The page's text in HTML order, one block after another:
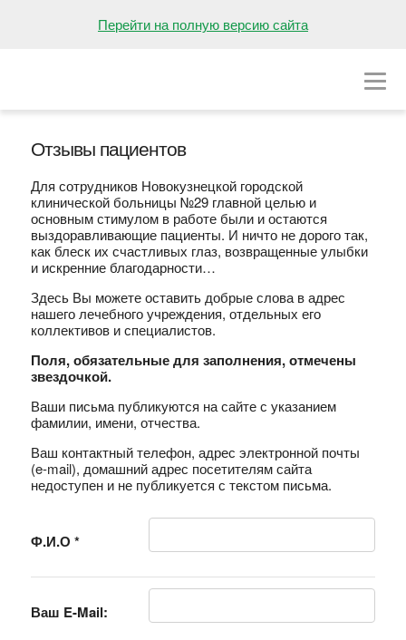
Перейти на полную версию сайта
Отзывы пациентов
Для сотрудников Новокузнецкой городской
клинической больницы №29 главной целью и
основным стимулом в работе были и остаются
выздоравливающие пациенты. И ничто не дорого так,
как блеск их счастливых глаз, возвращенные улыбки
и искренние благодарности…
Здесь Вы можете оставить добрые слова в адрес
нашего лечебного учреждения, отдельных его
коллективов и специалистов.
Поля, обязательные для заполнения, отмечены
звездочкой.
Ваши письма публикуются на сайте с указанием
фамилии, имени, отчества.
Ваш контактный телефон, адрес электронной почты
(e-mail), домашний адрес посетителям сайта
недоступен и не публикуется с текстом письма.
Ф.И.О *
Ваш E-Mail:
НА ГЛАВНУЮ
ОТДЕЛЕНИЯ
ВАКАНСИИ
ПРЕСС-ЦЕНТР
КОНТАКТЫ